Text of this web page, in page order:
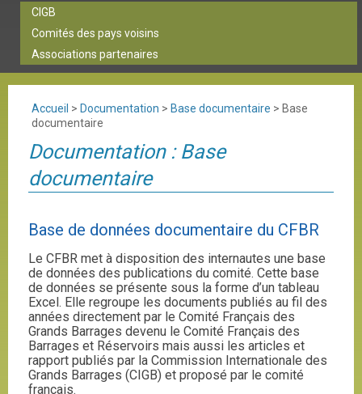
CIGB
Comités des pays voisins
Associations partenaires
Accueil > Documentation > Base documentaire > Base
documentaire
Documentation : Base
documentaire
Base de données documentaire du CFBR
Le CFBR met à disposition des internautes une base
de données des publications du comité. Cette base
de données se présente sous la forme d’un tableau
Excel. Elle regroupe les documents publiés au fil des
années directement par le Comité Français des
Grands Barrages devenu le Comité Français des
Barrages et Réservoirs mais aussi les articles et
rapport publiés par la Commission Internationale des
Grands Barrages (CIGB) et proposé par le comité
français.